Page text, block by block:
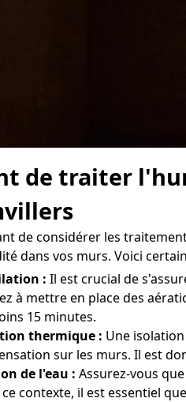
de traiter
de considérer les
dans vos murs. Voici
: Il est crucial de
à mettre en place des
15 minutes.
thermique : Une
sur les murs. Il est
de l'eau : Assurez-vous
ce contexte, il est essentiel